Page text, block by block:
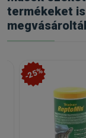
termékeket is
-25%